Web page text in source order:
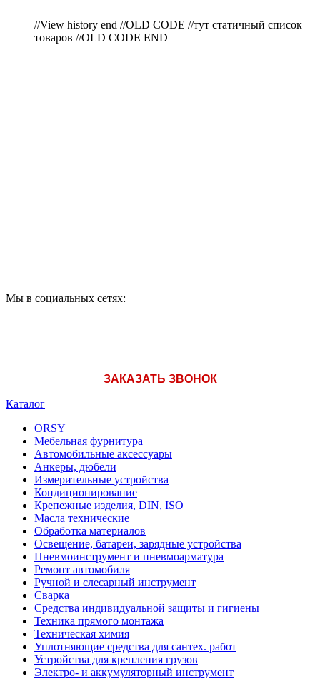
//View history end //OLD CODE //тут статичный список
товаров //OLD CODE END
Мы в социальных сетях:
ЗАКАЗАТЬ ЗВОНОК
Каталог
ORSY
Мебельная фурнитура
Автомобильные аксессуары
Анкеры, дюбели
Измерительные устройства
Кондиционирование
Крепежные изделия, DIN, ISO
Масла технические
Обработка материалов
Освещение, батареи, зарядные устройства
Пневмоинструмент и пневмоарматура
Ремонт автомобиля
Ручной и слесарный инструмент
Сварка
Средства индивидуальной защиты и гигиены
Техника прямого монтажа
Техническая химия
Уплотняющие средства для сантех. работ
Устройства для крепления грузов
Электро- и аккумуляторный инструмент